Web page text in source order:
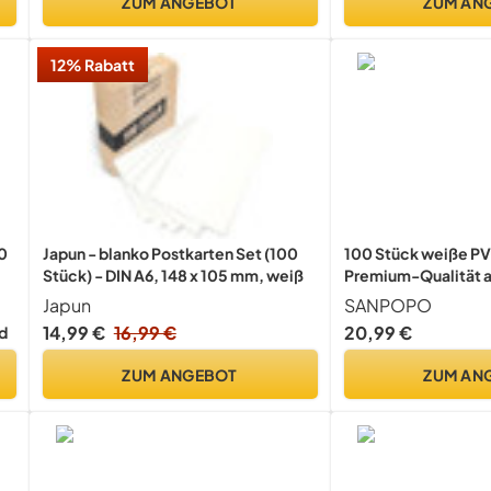
12% Rabatt
Japun - blanko Postkarten Set (100
Stück) - DIN A6, 148 x 105 mm, weiß
Japun
14,99 € 16,99 €
ZUM ANGEBOT
100 Stück weiße
Premium-Qualität
Kunststoff für
Blanko-Karten,
Ausweiskarten, für
allen Kunststoff-
SANPOPO
20,99 €
ZUM